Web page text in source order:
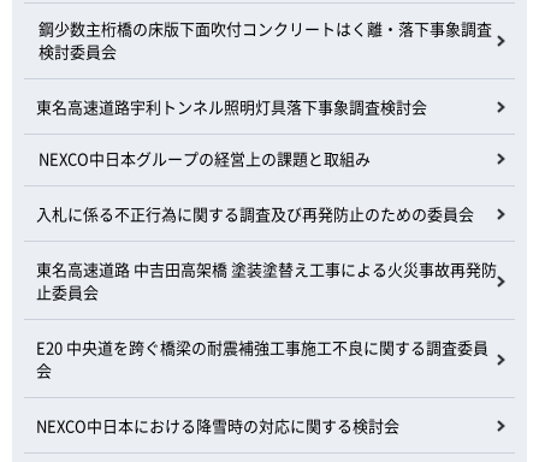
鋼少数主桁橋の床版下面吹付コンクリートはく離・落下事象調査
検討委員会
東名高速道路宇利トンネル照明灯具落下事象調査検討会
NEXCO中日本グループの経営上の課題と取組み
入札に係る不正行為に関する調査及び再発防止のための委員会
東名高速道路 中吉田高架橋 塗装塗替え工事による火災事故再発防
止委員会
E20 中央道を跨ぐ橋梁の耐震補強工事施工不良に関する調査委員
会
NEXCO中日本における降雪時の対応に関する検討会